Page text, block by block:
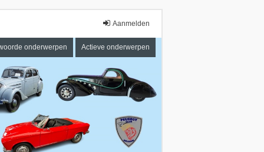
Aanmelden
onderwerpen Actieve onderwerpen